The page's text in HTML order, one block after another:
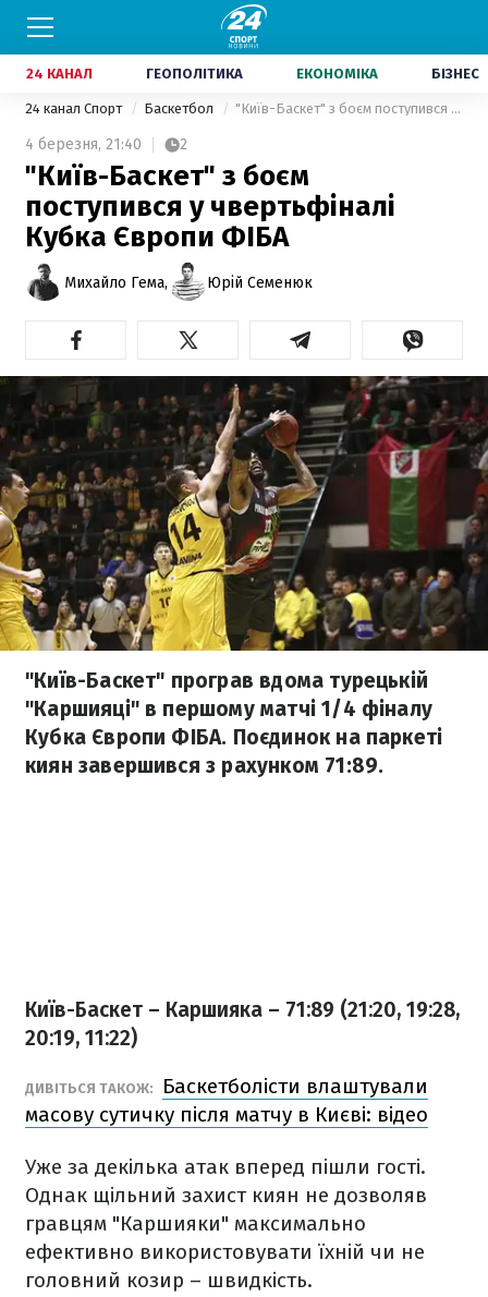
24 КАНАЛ ГЕОПОЛІТИКА ЕКОНОМІКА БІЗНЕС
24 канал Спорт Баскетбол "Київ-Баскет" з боєм поступився у чвертьфіналі Кубка Європи ФІБА
4 березня, 21:40 2
"Київ-Баскет" з боєм
поступився у чвертьфіналі
Кубка Європи ФІБА
Михайло Гема, Юрій Семенюк
"Київ-Баскет" програв вдома турецькій
"Каршияці" в першому матчі 1/4 фіналу
Кубка Європи ФІБА. Поєдинок на паркеті
киян завершився з рахунком 71:89.
Київ-Баскет – Каршияка – 71:89 (21:20, 19:28,
20:19, 11:22)
ДИВІТЬСЯ ТАКОЖ:
Баскетболісти влаштували
масову сутичку після матчу в Києві: відео
Уже за декілька атак вперед пішли гості.
Однак щільний захист киян не дозволяв
гравцям "Каршияки" максимально
ефективно використовувати їхній чи не
головний козир – швидкість.